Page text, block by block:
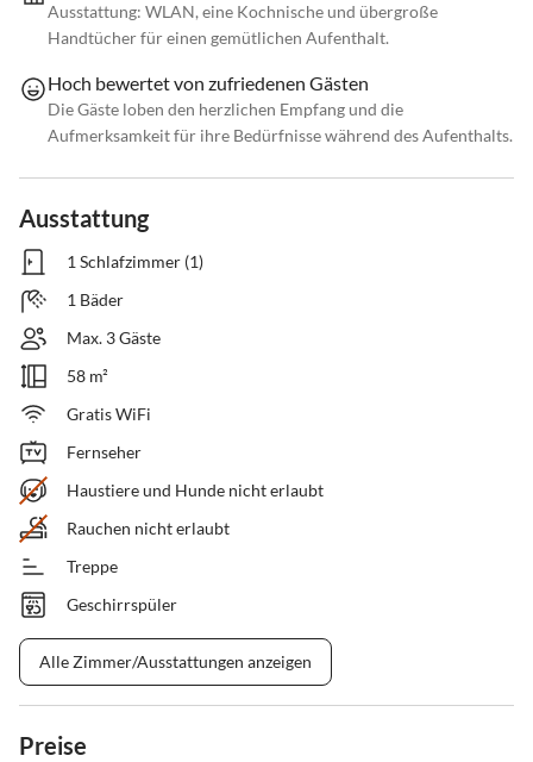
Ausstattung: WLAN, eine Kochnische und übergroße
Handtücher für einen gemütlichen Aufenthalt.
Hoch bewertet von zufriedenen Gästen
Die Gäste loben den herzlichen Empfang und die
Aufmerksamkeit für ihre Bedürfnisse während des Aufenthalts.
Ausstattung
1 Schlafzimmer (1)
1 Bäder
Max. 3 Gäste
58 m²
Gratis WiFi
Fernseher
Haustiere und Hunde nicht erlaubt
Rauchen nicht erlaubt
Treppe
Geschirrspüler
Alle Zimmer/Ausstattungen anzeigen
Preise